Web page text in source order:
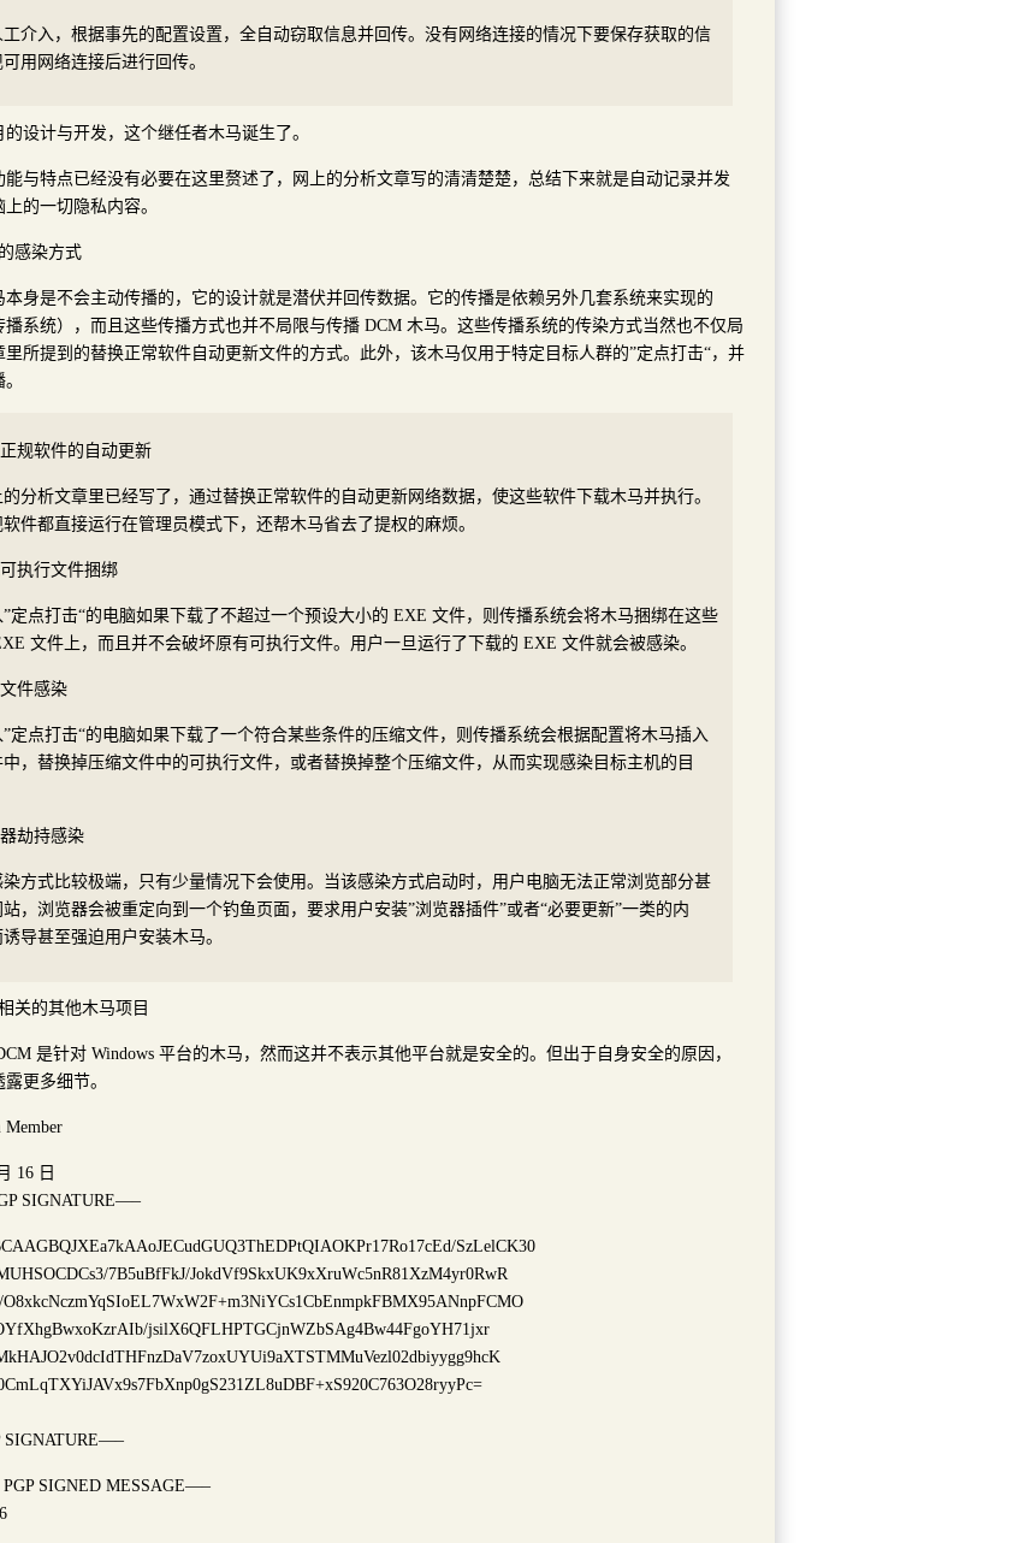
介入，根据事先的配置设置，全自动窃取信息并回传。没有网络连接的情况下要保存获取的信
用网络连接后进行回传。
设计与开发，这个继任者木马诞生了。
能与特点已经没有必要在这里赘述了，网上的分析文章写的清清楚楚，总结下来就是自动记录并发
的一切隐私内容。
感染方式
本身是不会主动传播的，它的设计就是潜伏并回传数据。它的传播是依赖另外几套系统来实现的
播系统），而且这些传播方式也并不局限与传播 DCM 木马。这些传播系统的传染方式当然也不仅局
里所提到的替换正常软件自动更新文件的方式。此外，该木马仅用于特定目标人群的”定点打击“，并
软件的自动更新
分析文章里已经写了，通过替换正常软件的自动更新网络数据，使这些软件下载木马并执行。
件都直接运行在管理员模式下，还帮木马省去了提权的麻烦。
执行文件捆绑
定点打击“的电脑如果下载了不超过一个预设大小的 EXE 文件，则传播系统会将木马捆绑在这些
文件上，而且并不会破坏原有可执行文件。用户一旦运行了下载的 EXE 文件就会被感染。
件感染
定点打击“的电脑如果下载了一个符合某些条件的压缩文件，则传播系统会根据配置将木马插入
中，替换掉压缩文件中的可执行文件，或者替换掉整个压缩文件，从而实现感染目标主机的目
劫持感染
方式比较极端，只有少量情况下会使用。当该感染方式启动时，用户电脑无法正常浏览部分甚
，浏览器会被重定向到一个钓鱼页面，要求用户安装”浏览器插件”或者“必要更新”一类的内
导甚至强迫用户安装木马。
关的其他木马项目
是针对 Windows 平台的木马，然而这并不表示其他平台就是安全的。但出于自身安全的原因，
更多细节。
Member
16 日
SIGNATURE—–
SzLelCK30
7B5uBfFkJ/JokdVf9SkxUK9xXruWc5nR81XzM4yr0RwR
O8xkcNczmYqSIoEL7WxW2F+m3NiYCs1CbEnmpkFBMX95ANnpFCMO
jsilX6QFLHPTGCjnWZbSAg4Bw44FgoYH71jxr
SIGNATURE—–
SIGNED MESSAGE—–